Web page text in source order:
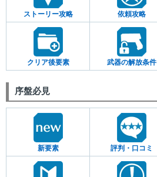
ストーリー攻略 依頼攻略
クリア後要素 武器の解放条件
序盤必見
新要素 評判・口コミ